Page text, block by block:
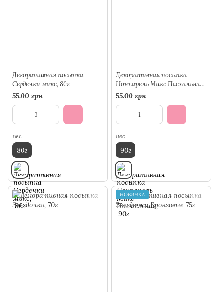
Декоративная посыпка
Сердечки микс, 80г
55.00 грн
Вес
80г
Декоративная посыпка
Нонпарель Микс Пасхальная,
90г
55.00 грн
Вес
90г
НОВИНКА